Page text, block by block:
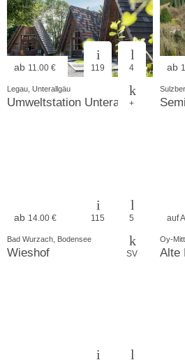
ab 11.00 € 119 4
+
Legau, Unterallgäu
Umweltstation Unterallgäu
ab
ab 14.00 € 115 5
SV
Bad Wurzach, Bodensee
Wieshof
auf
Oy-
Alte